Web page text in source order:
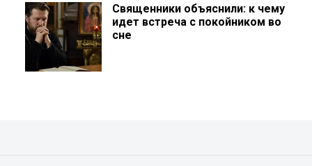
Священники объяснили: к чему
идет встреча с покойником во
сне